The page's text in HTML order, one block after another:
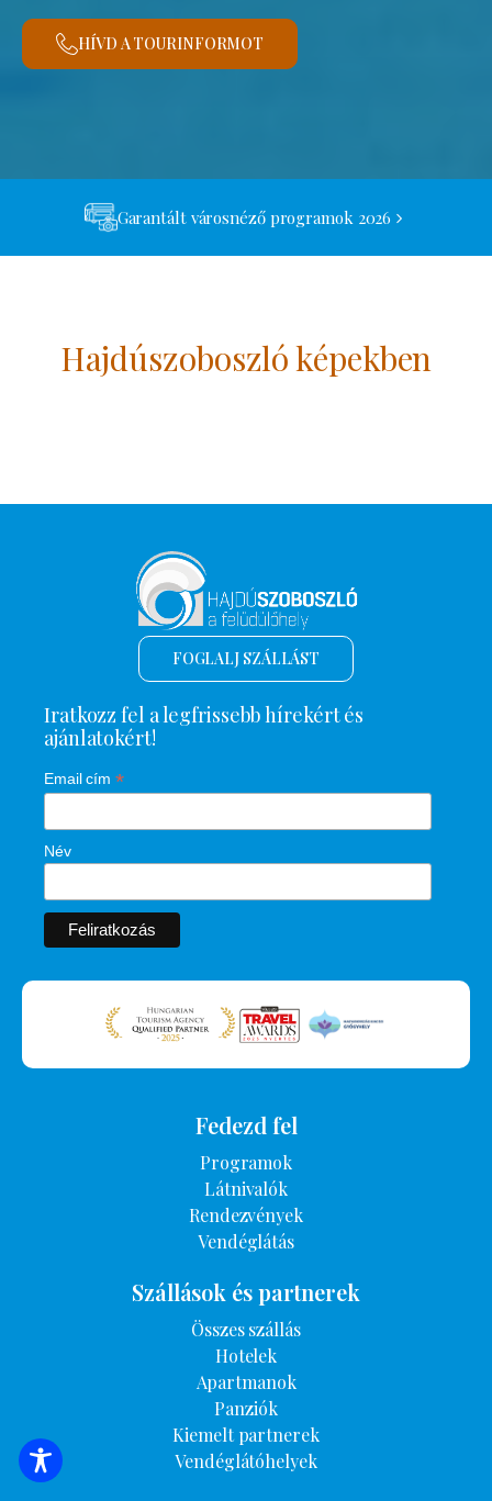
HÍVD A TOURINFORMOT
Garantált városnéző programok 2026
Hajdúszoboszló képekben
SZÁLLÁSOK KERESÉSE
FOGLALJ SZÁLLÁST
Iratkozz fel a legfrissebb hírekért és
ajánlatokért!
Email cím *
Név
Fedezd fel
Programok
Látnivalók
Rendezvények
Vendéglátás
Szállások és partnerek
Összes szállás
Hotelek
Apartmanok
Panziók
Kiemelt partnerek
Vendéglátóhelyek